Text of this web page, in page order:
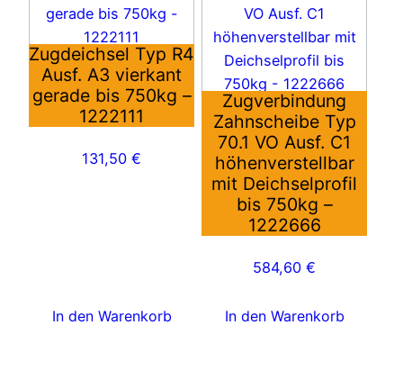
Zugdeichsel Typ R4
Ausf. A3 vierkant
gerade bis 750kg –
1222111
131,50€
In den Warenkorb
Zugverbindung
Zahnscheibe Typ
70.1 VO Ausf. C1
höhenverstellbar
mit Deichselprofil
bis 750kg –
1222666
584,60€
In den Warenkorb